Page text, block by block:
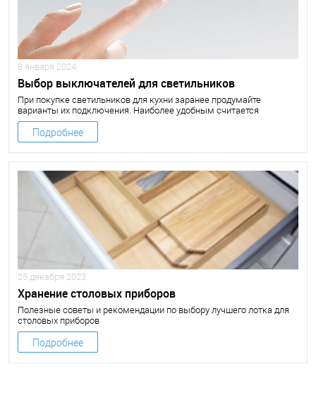
8 января 2024
Выбор выключателей для светильников
При покупке светильников для кухни заранее продумайте
варианты их подключения. Наиболее удобным считается
подключение осветительных приборов по-отдельности.
Подробнее
25 декабря 2023
Хранение столовых приборов
Полезные советы и рекомендации по выбору лучшего лотка для
столовых приборов
Подробнее